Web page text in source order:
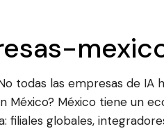
todas las empresas de IA
México tiene un
globales,